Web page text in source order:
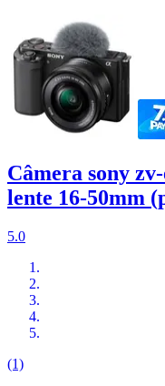
Câmera sony
lente 16-50mm
5.0
(1)